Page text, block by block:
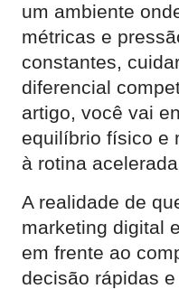
um ambiente
métricas e
constantes,
diferencial
artigo, você vai
equilíbrio físico e
à rotina
A realidade de
marketing digital
em frente ao
decisão rápidas